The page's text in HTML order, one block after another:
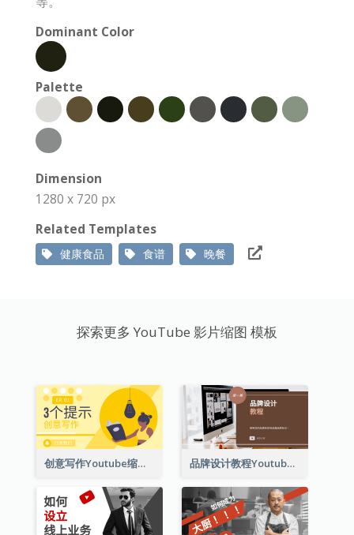
Dominant Color
Palette
Dimension
1280 x 720 px
Related Templates
健康食品 食谱 晚餐
探索更多 YouTube 影片缩图 模板
创意写作Youtube缩略图的3个技巧 品牌设计教程Youtube影片缩图